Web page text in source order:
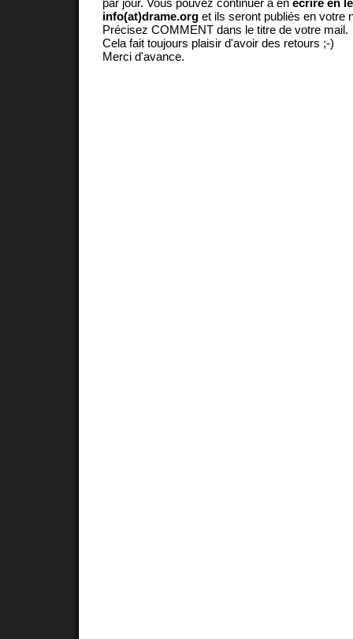
info(at)drame.org et ils seront publiés en votre
Précisez COMMENT dans le titre de votre mail.
Cela fait toujours plaisir d'avoir des retours ;-)
Merci d'avance.